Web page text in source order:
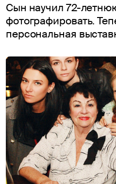
Сын научил 72-
фотографировать.
персональная